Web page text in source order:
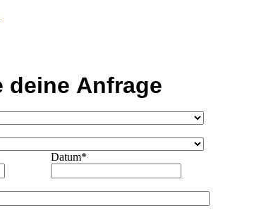
deine Anfrage
Datum*